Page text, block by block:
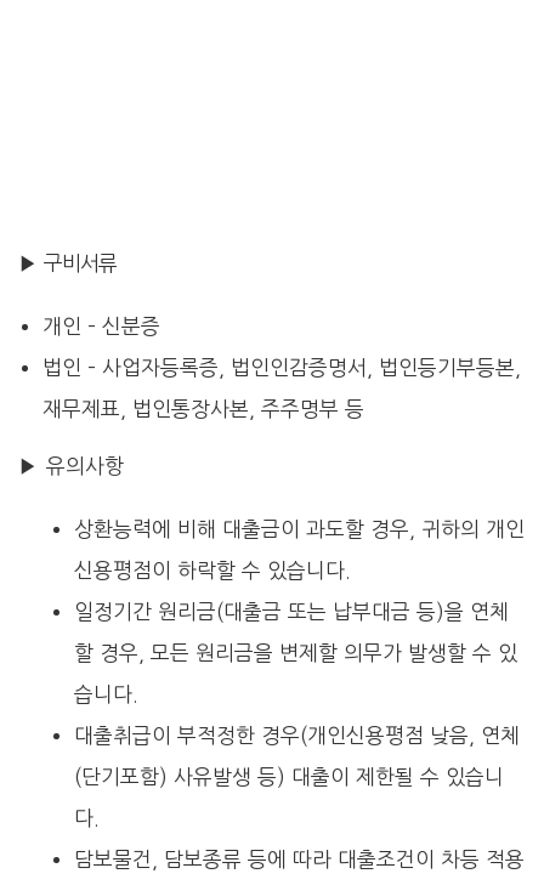
▶ 구비서류
개인 – 신분증
법인 – 사업자등록증, 법인인감증명서, 법인등기부등본,
재무제표, 법인통장사본, 주주명부 등
▶ 유의사항
상환능력에 비해 대출금이 과도할 경우, 귀하의 개인
신용평점이 하락할 수 있습니다.
일정기간 원리금(대출금 또는 납부대금 등)을 연체
할 경우, 모든 원리금을 변제할 의무가 발생할 수 있
습니다.
대출취급이 부적정한 경우(개인신용평점 낮음, 연체
(단기포함) 사유발생 등) 대출이 제한될 수 있습니
다.
담보물건, 담보종류 등에 따라 대출조건이 차등 적용